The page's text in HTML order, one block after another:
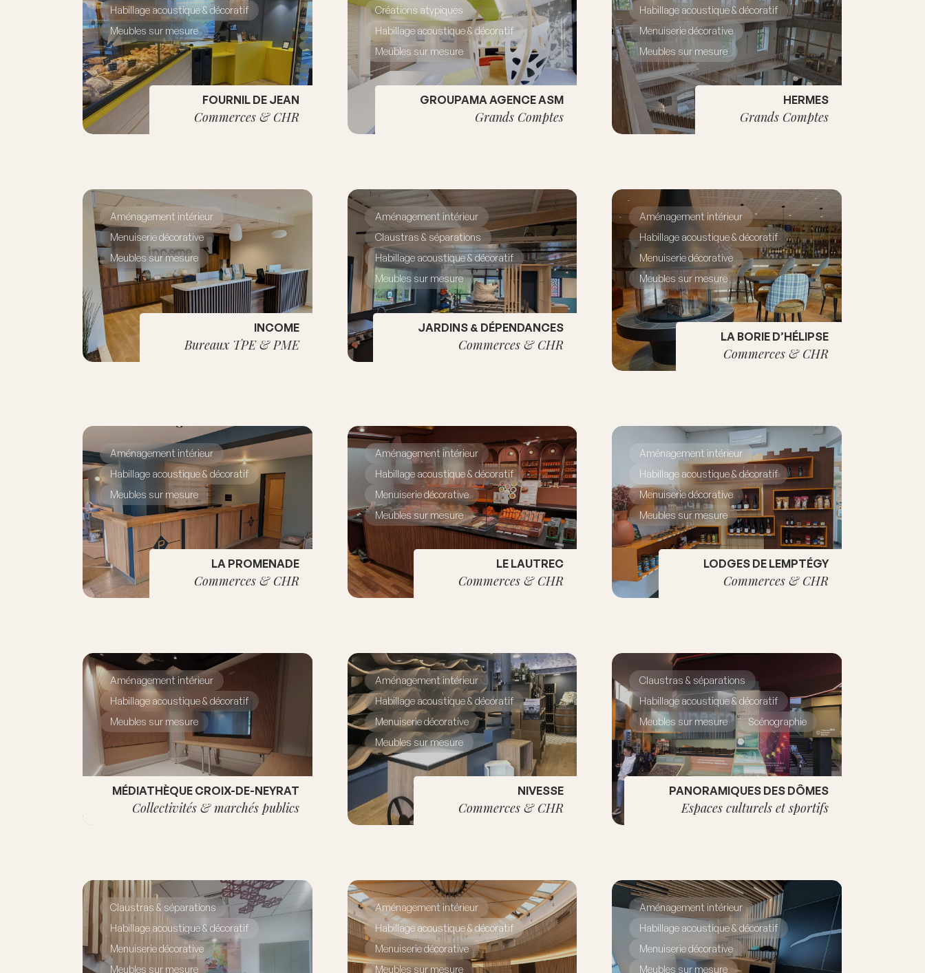
Habillage acoustique & décoratif
Meubles sur mesure
FOURNIL DE JEAN
Commerces & CHR
Créations atypiques
Habillage acoustique & décoratif
Meubles sur mesure
GROUPAMA AGENCE ASM
Grands Comptes
Habillage acoustique & décoratif
Menuiserie décorative
Meubles sur mesure
HERMES
Grands Comptes
Aménagement intérieur
Menuiserie décorative
Meubles sur mesure
INCOME
Bureaux TPE & PME
Aménagement intérieur
Claustras & séparations
Habillage acoustique & décoratif
Meubles sur mesure
JARDINS & DÉPENDANCES
Commerces & CHR
Aménagement intérieur
Habillage acoustique & décoratif
Menuiserie décorative
Meubles sur mesure
LA BORIE D’HÉLIPSE
Commerces & CHR
Aménagement intérieur
Habillage acoustique & décoratif
Meubles sur mesure
LA PROMENADE
Commerces & CHR
Aménagement intérieur
Habillage acoustique & décoratif
Menuiserie décorative
Meubles sur mesure
LE LAUTREC
Commerces & CHR
Aménagement intérieur
Habillage acoustique & décoratif
Menuiserie décorative
Meubles sur mesure
LODGES DE LEMPTÉGY
Commerces & CHR
Aménagement intérieur
Habillage acoustique & décoratif
Meubles sur mesure
MÉDIATHÈQUE CROIX-DE-NEYRAT
Collectivités & marchés publics
Aménagement intérieur
Habillage acoustique & décoratif
Menuiserie décorative
Meubles sur mesure
NIVESSE
Commerces & CHR
Claustras & séparations
Habillage acoustique & décoratif
Meubles sur mesure
Scénographie
PANORAMIQUES DES DÔMES
Espaces culturels et sportifs
Claustras & séparations
Habillage acoustique & décoratif
Menuiserie décorative
Meubles sur mesure
Aménagement intérieur
Habillage acoustique & décoratif
Menuiserie décorative
Meubles sur mesure
Aménagement intérieur
Habillage acoustique & décoratif
Menuiserie décorative
Meubles sur mesure